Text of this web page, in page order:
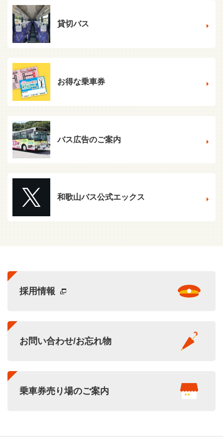
貸切バス
お得な乗車券
バス広告のご案内
和歌山バス公式エックス
採用情報
お問い合わせ/お忘れ物
乗車券売り場のご案内